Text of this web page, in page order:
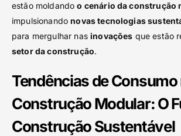
estão moldandoo cenário da construção
impulsionandonovas tecnologias
para mergulhar nasinovações que estão
setor da construção.
Tendências de Consumo
Construção Modular: O
Construção Sustentável